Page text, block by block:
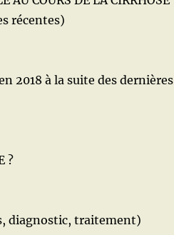
récentes)
2018 à la suite des dernières
?
diagnostic, traitement)